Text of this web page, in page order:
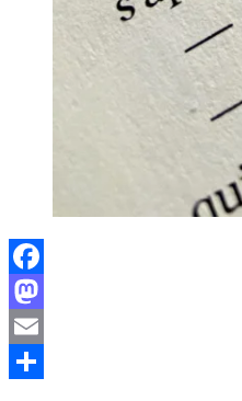
Facebook
Mastodon
Email